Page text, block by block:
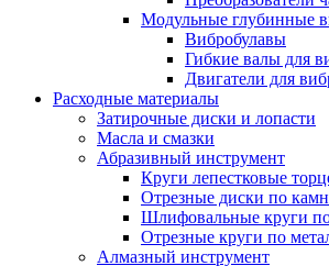
Модульные глубинные
Вибробулавы
Гибкие валы для
Двигатели для
Расходные материалы
Затирочные диски и лопасти
Масла и смазки
Абразивный инструмент
Круги лепестковые
Отрезные диски по
Шлифовальные круги
Отрезные круги по
Алмазный инструмент